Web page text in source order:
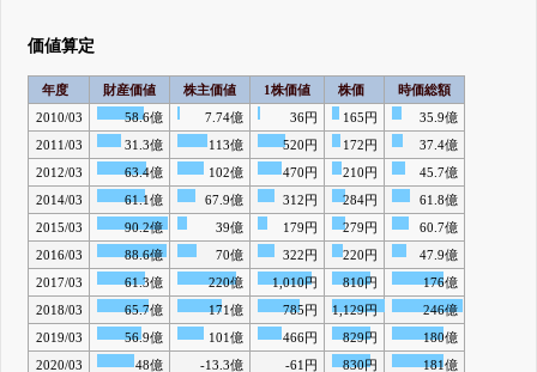
登録すると永久30%OFFと米株版の先行利用も付きます
価値算定
年度 財産価値 株主価値 1株価値 株価
時価総額
2010/03
58.6億 7.74億 36円 165円
35.9億
2011/03
31.3億 113億 520円 172円
37.4億
2012/03
63.4億 102億 470円 210円
45.7億
2014/03
61.1億 67.9億 312円 284円
61.8億
2015/03
90.2億 39億 179円 279円
60.7億
2016/03
88.6億 70億 322円 220円
47.9億
2017/03
61.3億 220億 1,010円 810円
176億
2018/03
65.7億 171億 785円 1,129円
246億
2019/03
56.9億 101億 466円 829円
180億
2020/03
48億 -13.3億 -61円 830円
181億